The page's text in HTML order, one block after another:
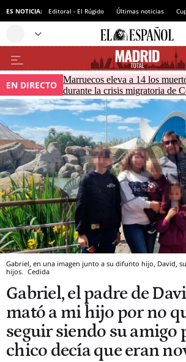
ES NOTICIA: Editoral - El Rúgido Últimas noticias
EN DIRECTO Marruecos eleva a 14 los
durante la crisis migratoria de
Gabriel, en una imagen junto a su difunto hijo, David,
hijos. Cedida
Gabriel, el padre de
mató a mi hijo por no
seguir siendo su amigo
chico decía que eran